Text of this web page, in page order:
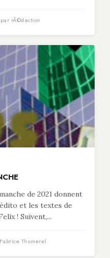
rÃ©daction
de 2021 donnent
et les textes de
! Suivent,...
Thumerel